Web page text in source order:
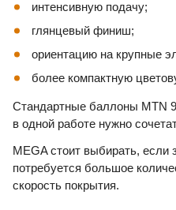
интенсивную подачу;
глянцевый финиш;
ориентацию на крупные
более компактную
Стандартные баллоны MTN
в одной работе нужно
MEGA стоит выбирать, если
потребуется большое
скорость покрытия.